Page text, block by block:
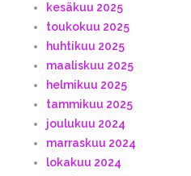
kesäkuu 2025
toukokuu 2025
huhtikuu 2025
maaliskuu 2025
helmikuu 2025
tammikuu 2025
joulukuu 2024
marraskuu 2024
lokakuu 2024